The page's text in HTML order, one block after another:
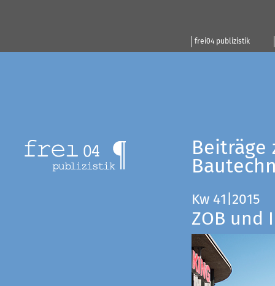
frei04 publizistik
Beiträge
Kw 41|2015
ZOB und